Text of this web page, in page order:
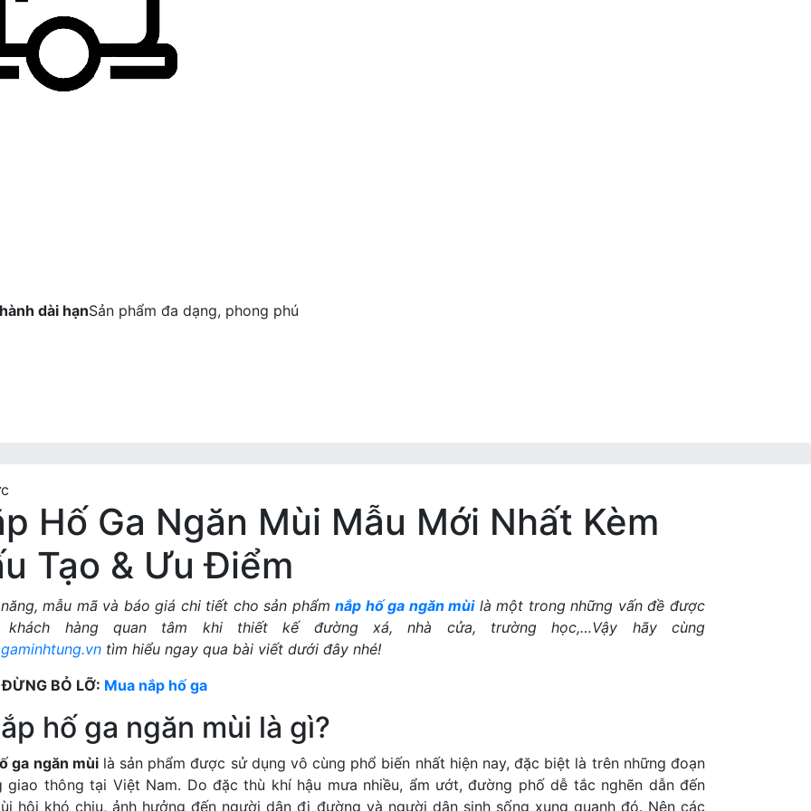
dài hạnSản phẩm đa dạng, phong phú
Hố Ga Ngăn Mùi Mẫu Mới Nhất Kèm
Tạo & Ưu Điểm
mẫu mã và báo giá chi tiết cho sản phẩmnắp hố ga ngăn mùilà một trong những vấn đề được
khách hàng quan tâm khi thiết kế đường xá, nhà cửa, trường học,…Vậy hãy cùng
tìm hiểu ngay qua bài viết dưới đây nhé!
BỎ LỠ: Mua nắp hố ga
hố ga ngăn mùi là gì?
ga ngăn mùilà sản phẩm được sử dụng vô cùng phổ biến nhất hiện nay, đặc biệt là trên những đoạn
giao thông tại Việt Nam. Do đặc thù khí hậu mưa nhiều, ẩm ướt, đường phố dễ tắc nghẽn dẫn đến
hôi khó chịu, ảnh hưởng đến người dân đi đường và người dân sinh sống xung quanh đó. Nên các